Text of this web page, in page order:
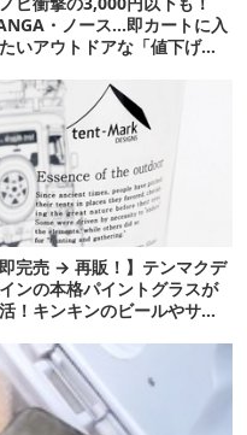
・ノース…即カートに入
いアウトドアな「値下げ夏
即完売 → 再販！】テンマクデ
ンの本格パイントグラスが
！キンキンのビールやサワ